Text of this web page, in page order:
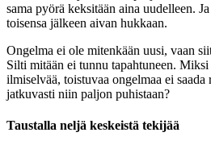
sama pyörä keksitään aina uudelleen.
toisensa jälkeen aivan hukkaan.
Ongelma ei ole mitenkään uusi, vaan
Silti mitään ei tunnu tapahtuneen.
ilmiselvää, toistuvaa ongelmaa ei
jatkuvasti niin paljon puhistaan?
Taustalla neljä keskeistä tekijää